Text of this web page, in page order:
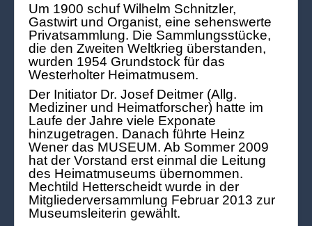
Um 1900 schuf Wilhelm Schnitzler,
Gastwirt und Organist, eine sehenswerte
Privatsammlung. Die Sammlungsstücke,
die den Zweiten Weltkrieg überstanden,
wurden 1954 Grundstock für das
Westerholter Heimatmusem.
Der Initiator Dr. Josef Deitmer (Allg.
Mediziner und Heimatforscher) hatte im
Laufe der Jahre viele Exponate
hinzugetragen. Danach führte Heinz
Wener das MUSEUM. Ab Sommer 2009
hat der Vorstand erst einmal die Leitung
des Heimatmuseums übernommen.
Mechtild Hetterscheidt wurde in der
Mitgliederversammlung Februar 2013 zur
Museumsleiterin gewählt.